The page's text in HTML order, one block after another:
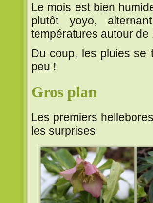
Le mois est bien
plutôt yoyo,
températures autour de
Du coup, les pluies se
peu !
Gros plan
Les premiers
les surprises